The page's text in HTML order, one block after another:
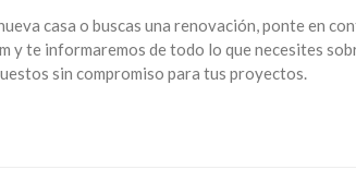
casa o buscas una renovación, ponte en
y te informaremos de todo lo que necesites
sin compromiso para tus proyectos.